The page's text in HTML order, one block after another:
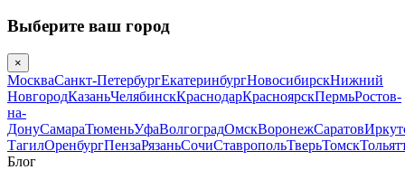
Выберите ваш город
×
МоскваСанкт-ПетербургЕкатеринбургНовосибирскНижний
НовгородКазаньЧелябинскКраснодарКрасноярскПермьРостов-
на-
ДонуСамараТюменьУфаВолгоградОмскВоронежСаратов
ТагилОренбургПензаРязаньСочиСтавропольТверьТомск
Блог